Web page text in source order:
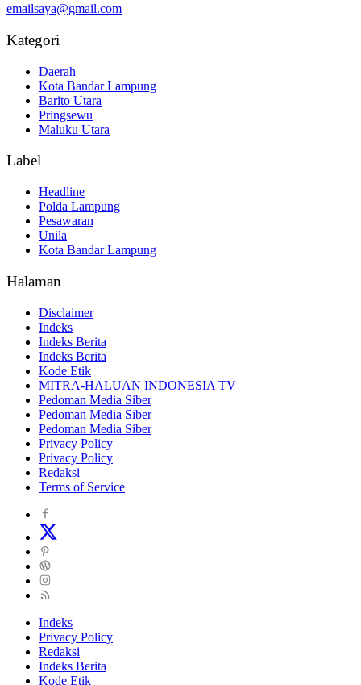
emailsaya@gmail.com
Kategori
Daerah
Kota Bandar Lampung
Barito Utara
Pringsewu
Maluku Utara
Label
Headline
Polda Lampung
Pesawaran
Unila
Kota Bandar Lampung
Halaman
Disclaimer
Indeks
Indeks Berita
Indeks Berita
Kode Etik
MITRA-HALUAN INDONESIA TV
Pedoman Media Siber
Pedoman Media Siber
Pedoman Media Siber
Privacy Policy
Privacy Policy
Redaksi
Terms of Service
Indeks
Privacy Policy
Redaksi
Indeks Berita
Kode Etik